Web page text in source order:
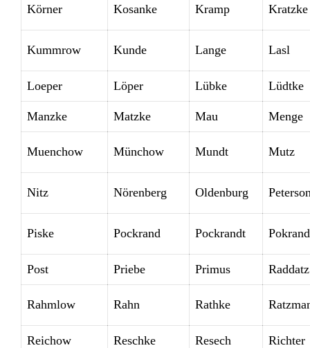
Körner Kosanke Kramp Kratzke
Kummrow Kunde Lange Lasl
Loeper Löper Lübke Lüdtke
Manzke Matzke Mau Menge
Muenchow Münchow Mundt Mutz
Nitz Nörenberg Oldenburg
Piske Pockrand Pockrandt
Post Priebe Primus Raddatz
Rahmlow Rahn Rathke
Reichow Reschke Resech Richter